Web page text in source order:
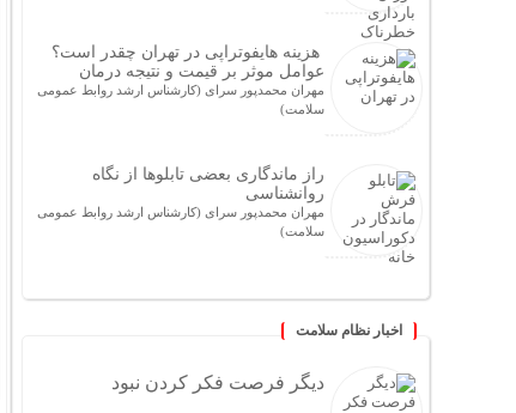
هزینه هایفوتراپی در تهران چقدر است؟
عوامل موثر بر قیمت و نتیجه درمان
مهران محمدپور سرای (کارشناس ارشد روابط عمومی
سلامت)
راز ماندگاری بعضی تابلوها از نگاه
روانشناسی
مهران محمدپور سرای (کارشناس ارشد روابط عمومی
سلامت)
اخبار نظام سلامت
دیگر فرصت فکر کردن نبود